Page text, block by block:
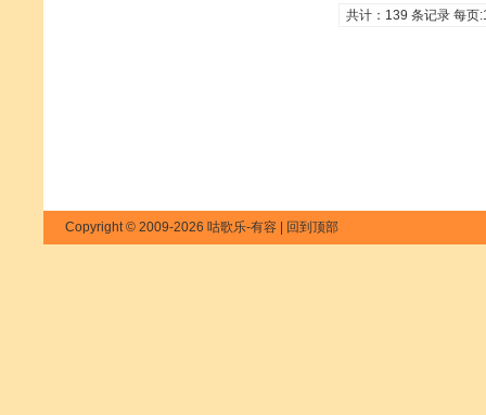
共计：139 条记录 每页
Copyright © 2009-2026 咕歌乐-有容 | 回到顶部